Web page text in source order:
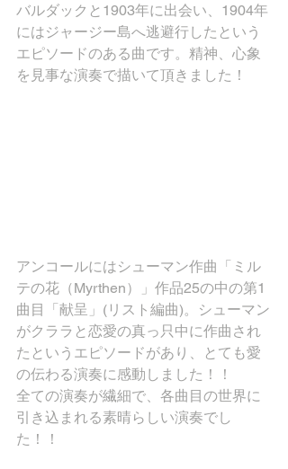
バルダックと1903年に出会い、1904年
にはジャージー島へ逃避行したという
エピソードのある曲です。精神、心象
を見事な演奏で描いて頂きました！
アンコールにはシューマン作曲「ミル
テの花（Myrthen）」作品25の中の第1
曲目「献呈」(リスト編曲)。シューマン
がクララと恋愛の真っ只中に作曲され
たというエピソードがあり、とても愛
の伝わる演奏に感動しました！！
全ての演奏が繊細で、各曲目の世界に
引き込まれる素晴らしい演奏でし
た！！